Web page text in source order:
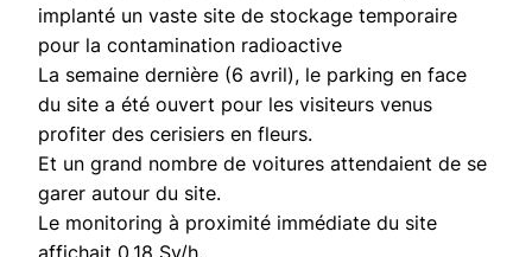
implanté un vaste site de stockage temporaire
pour la contamination radioactive
La semaine dernière (6 avril), le parking en face
du site a été ouvert pour les visiteurs venus
profiter des cerisiers en fleurs.
Et un grand nombre de voitures attendaient de se
garer autour du site.
Le monitoring à proximité immédiate du site